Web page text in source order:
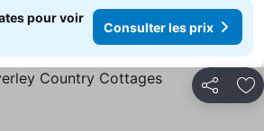
pour voir
Consulter les prix
Partager